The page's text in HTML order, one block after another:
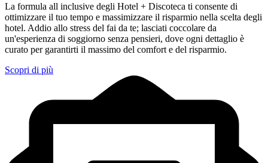
La formula all inclusive degli Hotel + Discoteca ti consente di
ottimizzare il tuo tempo e massimizzare il risparmio nella scelta degli
hotel. Addio allo stress del fai da te; lasciati coccolare da
un'esperienza di soggiorno senza pensieri, dove ogni dettaglio è
curato per garantirti il massimo del comfort e del risparmio.
Scopri di più